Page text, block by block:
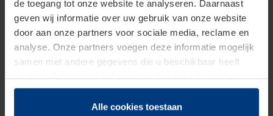
de toegang tot onze website te analyseren. Daarnaast
geven wij informatie over uw gebruik van onze website
door aan onze partners voor sociale media, reclame en
analyse. Onze partners voegen deze informatie mogelijk
samen met andere gegevens die u beschikbaar heeft
gesteld of die zij in het kader van het gebruik van hun
dienstverlening hebben verzameld.
Juridisch zijn wij gerechtigd om cookies op uw computer
Alle cookies toestaan
Vind een dealerin Sprundel
Vind verkooppunt